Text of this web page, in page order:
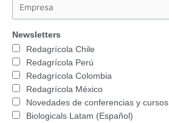
Newsletters
Redagrícola Chile
Redagrícola Perú
Redagrícola Colombia
Redagrícola México
Novedades de conferencias y cursos
Biologicals Latam (Español)